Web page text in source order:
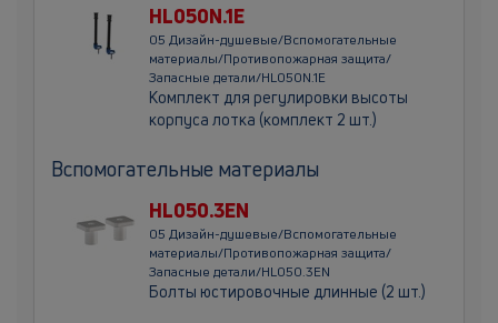
HL050N.1E
05 Дизайн-душевые/Вспомогательные
материалы/Противопожарная защита/
Запасные детали/HL050N.1E
Комплект для регулировки высоты
корпуса лотка (комплект 2 шт.)
Вспомогательные материалы
HL050.3EN
05 Дизайн-душевые/Вспомогательные
материалы/Противопожарная защита/
Запасные детали/HL050.3EN
Болты юстировочные длинные (2 шт.)